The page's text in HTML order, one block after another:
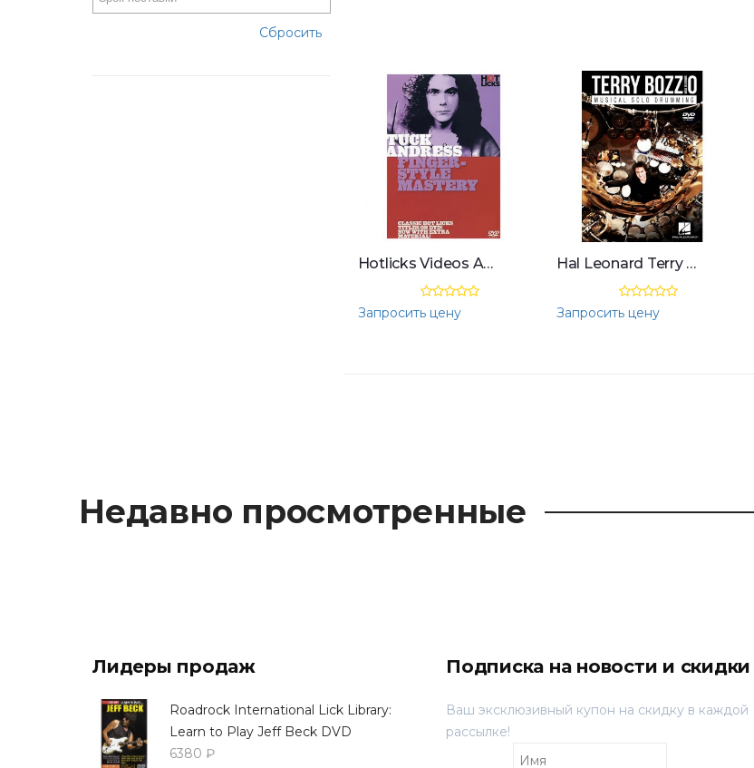
Сбросить
Hotlicks Videos Andress - Fingerstyle Mastery Hot Licks, DVD
Запросить цену
Hal Leonard Terry Bozzio - Musical Solo Drumming DVD
Запросить цену
Недавно просмотренные
Лидеры продаж
Roadrock International Lick Library:
Learn to Play Jeff Beck DVD
6380 ₽
Подписка на новости и скидки
Ваш эксклюзивный купон на скидку в каждой
рассылке!